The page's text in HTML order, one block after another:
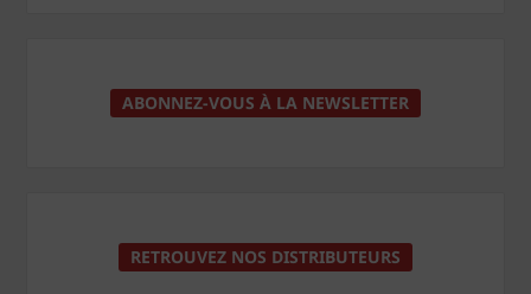
ABONNEZ-VOUS À LA NEWSLETTER
RETROUVEZ NOS DISTRIBUTEURS